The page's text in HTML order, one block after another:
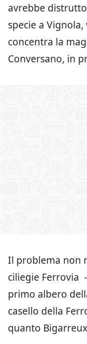
avrebbe
specie a
concentra la
Conversano, in
Il problema non
ciliegie Ferrovia
primo albero
casello della
quanto